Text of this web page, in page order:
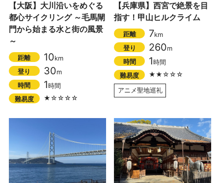
【大阪】大川沿いをめぐる
都心サイクリング ～毛馬閘
門から始まる水と街の風景
～
距離 10km
登り
30m
時間
1時間
難易度
★☆☆☆☆
【兵庫県】西宮で絶景を目
指す！甲山ヒルクライム
距離 7km
登り
260m
時間
1時間
難易度
★★☆☆☆
アニメ聖地巡礼